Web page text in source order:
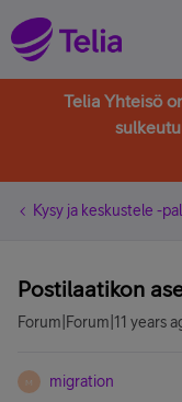
Telia Yhteisö
Kysy ja keskustele -
Postilaatikon
Forum|Forum|11 years
M migration